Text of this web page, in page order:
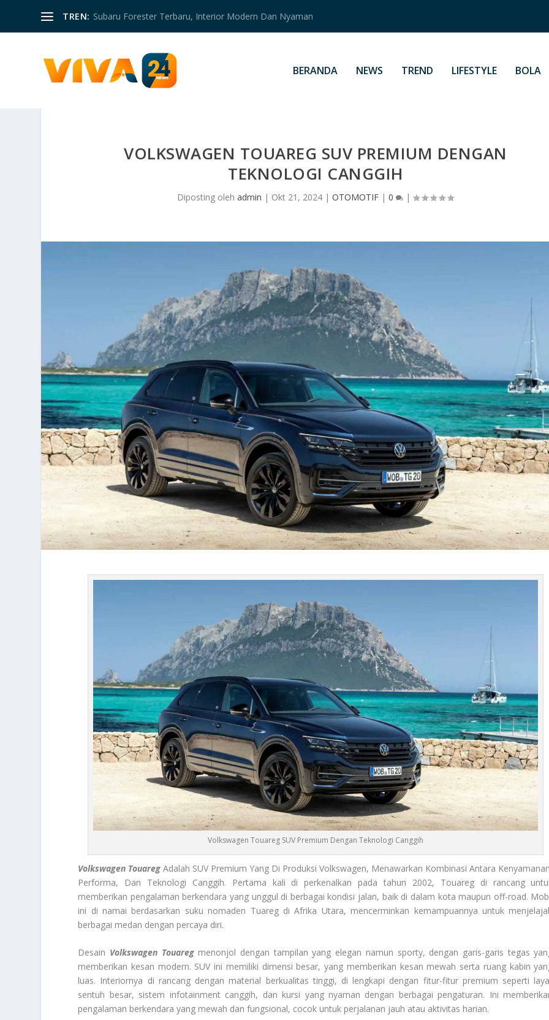
TREN: Subaru Forester Terbaru, Interior Modern Dan Nyaman
BERANDA NEWS TREND LIFESTYLE BOLA
VOLKSWAGEN TOUAREG SUV PREMIUM DENGAN
TEKNOLOGI CANGGIH
Diposting olehadmin | Okt 21, 2024 |OTOMOTIF |0 |
Volkswagen Touareg SUV Premium Dengan Teknologi Canggih
Volkswagen Touareg Adalah SUV Premium Yang Di Produksi Volkswagen, Menawarkan Kombinasi Antara
Performa, Dan Teknologi Canggih. Pertama kali di perkenalkan pada tahun 2002, Touareg di rancang
memberikan pengalaman berkendara yang unggul di berbagai kondisi jalan, baik di dalam kota maupun off-road.
ini di namai berdasarkan suku nomaden Tuareg di Afrika Utara, mencerminkan kemampuannya untuk
berbagai medan dengan percaya diri.
Desain Volkswagen Touaregmenonjol dengan tampilan yang elegan namun sporty, dengan garis-garis tegas
memberikan kesan modern. SUV ini memiliki dimensi besar, yang memberikan kesan mewah serta ruang kabin
luas. Interiornya di rancang dengan material berkualitas tinggi, di lengkapi dengan fitur-fitur premium seperti
sentuh besar, sistem infotainment canggih, dan kursi yang nyaman dengan berbagai pengaturan. Ini
pengalaman berkendara yang mewah dan fungsional, cocok untuk perjalanan jauh atau aktivitas harian.